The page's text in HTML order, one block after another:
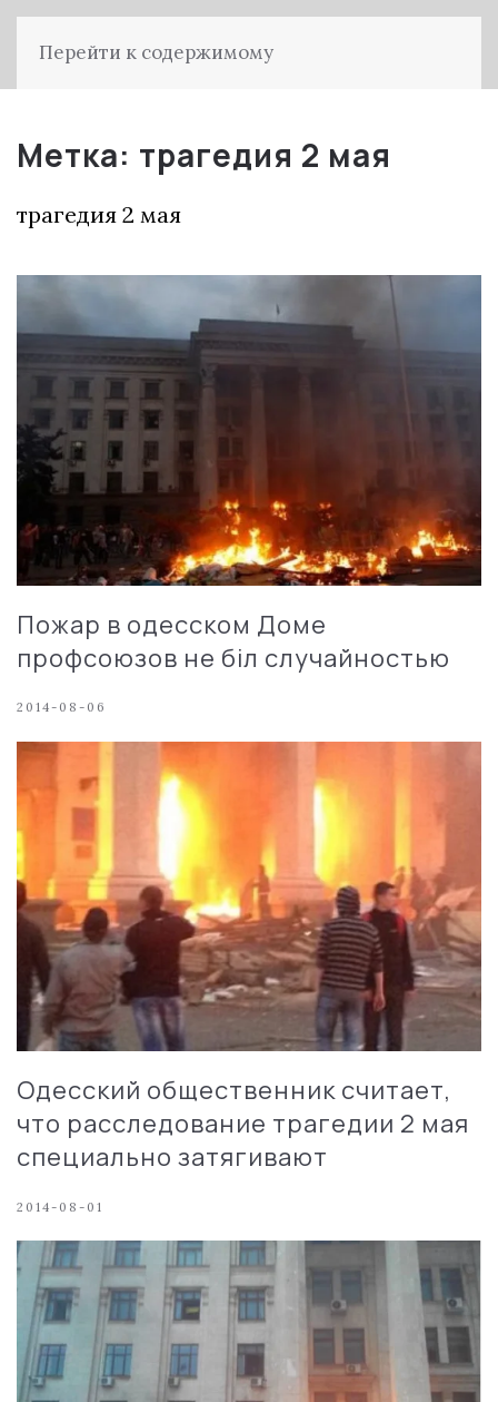
Перейти к содержимому
Метка: трагедия 2 мая
трагедия 2 мая
Пожар в одесском Доме
профсоюзов не біл случайностью
2014-08-06
Одесский общественник считает,
что расследование трагедии 2 мая
специально затягивают
2014-08-01